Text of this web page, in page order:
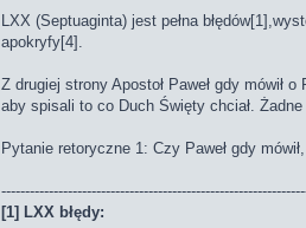
LXX (Septuaginta) jest pełna
apokryfy[4].
Z drugiej strony Apostoł Paweł gdy mówił
aby spisali to co Duch Święty chciał.
Pytanie retoryczne 1: Czy Paweł gdy
[1] LXX błędy: